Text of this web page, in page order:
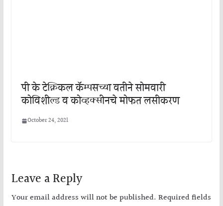
पी के टेक्निकल कॅम्पसच्या वतीने सोमवारी
कोविशील्ड व कोव्हक्सीनचे मोफत लसीकरण
October 24, 2021
Leave a Reply
Your email address will not be published. Required fields